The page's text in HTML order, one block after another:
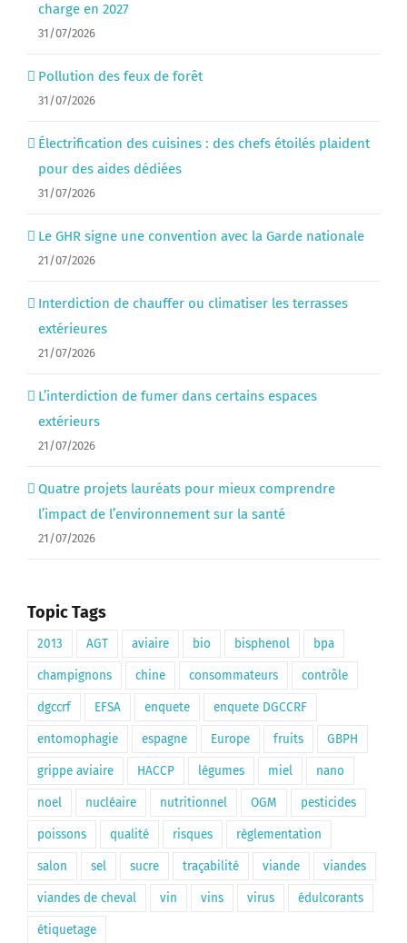
charge en 2027
31/07/2026
Pollution des feux de forêt
31/07/2026
Électrification des cuisines : des chefs étoilés plaident
pour des aides dédiées
31/07/2026
Le GHR signe une convention avec la Garde nationale
21/07/2026
Interdiction de chauffer ou climatiser les terrasses
extérieures
21/07/2026
L’interdiction de fumer dans certains espaces
extérieurs
21/07/2026
Quatre projets lauréats pour mieux comprendre
l’impact de l’environnement sur la santé
21/07/2026
Topic Tags
2013 AGT aviaire bio bisphenol bpa
champignons chine consommateurs contrôle
dgccrf EFSA enquete enquete DGCCRF
entomophagie espagne Europe fruits GBPH
grippe aviaire HACCP légumes miel nano
noel nucléaire nutritionnel OGM pesticides
poissons qualité risques règlementation
salon sel sucre traçabilité viande viandes
viandes de cheval vin vins virus édulcorants
étiquetage